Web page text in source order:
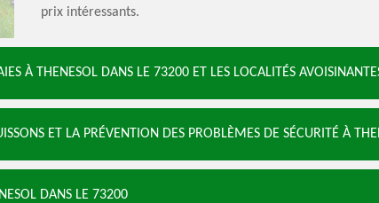
prix intéressants.
À THENESOL DANS LE 73200 ET LES LOCALITÉS
ET LA PRÉVENTION DES PROBLÈMES DE SÉCURITÉ À
DANS LE 73200